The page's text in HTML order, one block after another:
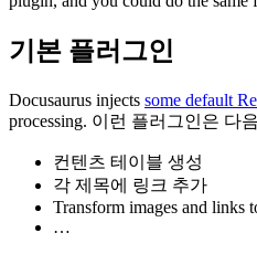
기본 플러그인
Docusaurus injects some default
processing. 이런 플러그인은 다
컨텐츠 테이블 생성
각 제목에 링크 추가
Transform images and links
…